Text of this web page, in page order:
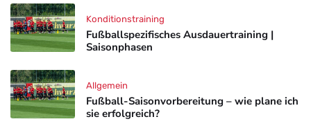
Fußballspezifisches Ausdauertraining |
Saisonphasen
Konditionstraining
Fußball-Saisonvorbereitung – wie plane ich
sie erfolgreich?
Allgemein